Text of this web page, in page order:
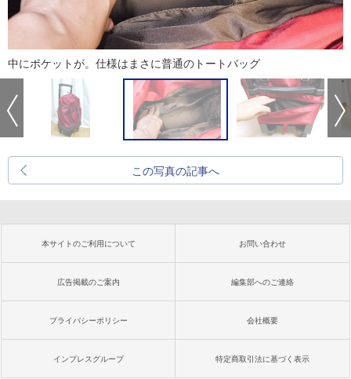
中にポケットが。仕様はまさに普通のトートバッグ
この写真の記事へ
本サイトのご利用について お問い合わせ
広告掲載のご案内 編集部へのご連絡
プライバシーポリシー 会社概要
インプレスグループ 特定商取引法に基づく表示